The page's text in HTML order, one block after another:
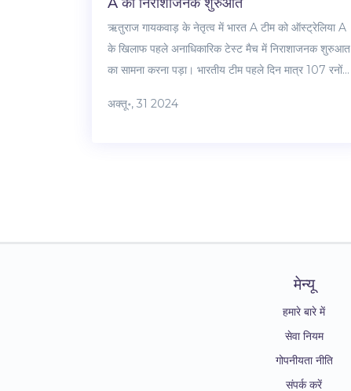
ऋतुराज गायकवाड़ के नेतृत्व में भारत A टीम को ऑस्ट्रेलिया A
के खिलाफ पहले अनाधिकारिक टेस्ट मैच में निराशाजनक शुरुआत
का सामना करना पड़ा। भारतीय टीम पहले दिन मात्र 107 रनों
पडिक्कल शीर्ष स्कोरर रहे। ब्रेंडन डॉगगेट ने 6/23 रिकॉर्ड
अक्तू॰, 31 2024
मेन्यू
हमारे बारे में
सेवा नियम
गोपनीयता नीति
संपर्क करें